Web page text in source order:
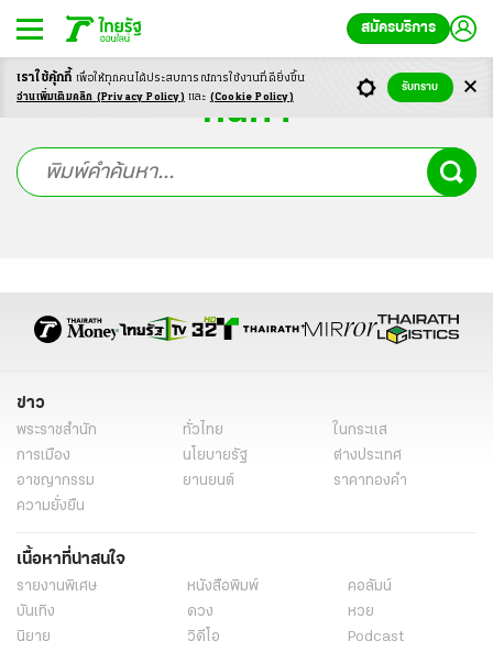
สมัครบริการ
ค้นหา
ข่าว
พระราชสำนัก ทั่วไทย
ในกระแส
การเมือง
นโยบายรัฐ
ต่างประเทศ
อาชญากรรม
ยานยนต์
ราคาทองคำ
ความยั่งยืน
เนื้อหาที่น่าสนใจ
รายงานพิเศษ หนังสือพิมพ์
คอลัมน์
บันเทิง
ดวง
หวย
นิยาย
วิดีโอ
Podcast
เราใช้คุ้กกี้ เพื่อให้ทุกคนได้ประสบการณ์การใช้งานที่ดียิ่งขึ้น
อ่านเพิ่มเติมคลิก (Privacy Policy) และ (Cookie Policy)
รับทราบ